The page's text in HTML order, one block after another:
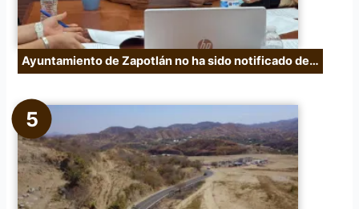
Ayuntamiento de Zapotlán no ha sido notificado de…